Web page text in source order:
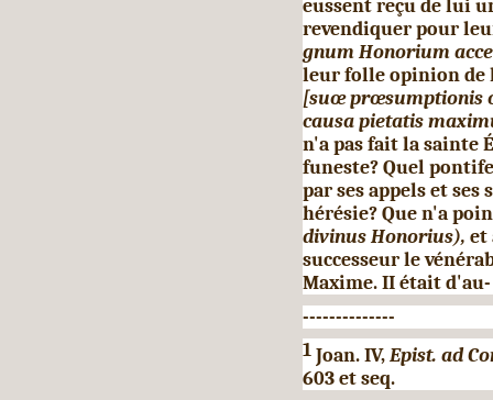
eussent reçu de lui
revendiquer pour
gnum Honorium
leur folle opinion de
[suœ prœsumptionis
causa pietatis
n'a pas fait la sainte
funeste? Quel
par ses appels et
hérésie? Que n'a
divinus Honorius), et
successeur le
Maxime. II était d'au-
--------------
1Joan. IV,Epist. ad
603 et seq.